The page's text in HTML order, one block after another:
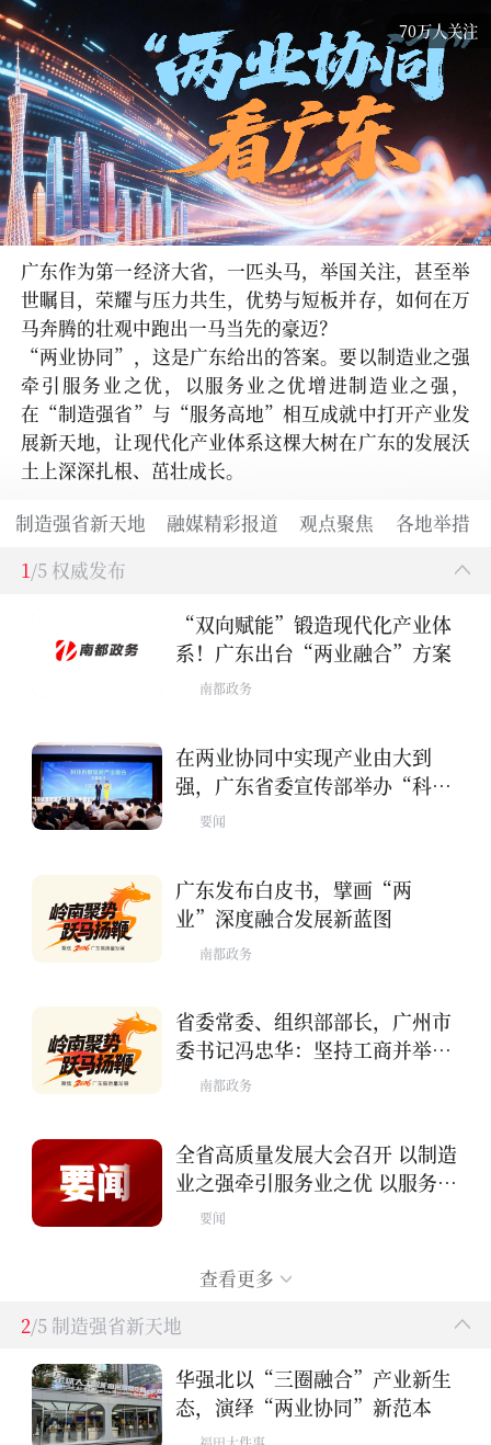
70万人关注
广东作为第一经济大省，一匹头马，举国关注，甚至举
世瞩目，荣耀与压力共生，优势与短板并存，如何在万
马奔腾的壮观中跑出一马当先的豪迈？
“两业协同”，这是广东给出的答案。要以制造业之强
牵引服务业之优，以服务业之优增进制造业之强，
在“制造强省”与“服务高地”相互成就中打开产业发
展新天地，让现代化产业体系这棵大树在广东的发展沃
土上深深扎根、茁壮成长。
制造强省新天地 融媒精彩报道 观点聚焦
各地举措
1/5 权威发布
“双向赋能”锻造现代化产业体
系！广东出台“两业融合”方案
南都政务
在两业协同中实现产业由大到
强，广东省委宣传部举办“科技
创新赋能产业融合”主题宣讲
要闻
广东发布白皮书，擘画“两
业”深度融合发展新蓝图
南都政务
省委常委、组织部部长，广州市
委书记冯忠华：坚持工商并举两
业融合，加快建设具有国际竞争
南都政务
全省高质量发展大会召开 以制造
业之强牵引服务业之优 以服务业
之优增进制造业之强 在两业协同
坤明讲话 孟凡利黄楚平林克庆出
要闻
查看更多
2/5 制造强省新天地
华强北以“三圈融合”产业新生
态，演绎“两业协同”新范本